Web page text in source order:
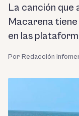
La canción que
Macarena
en las
Por Redacción